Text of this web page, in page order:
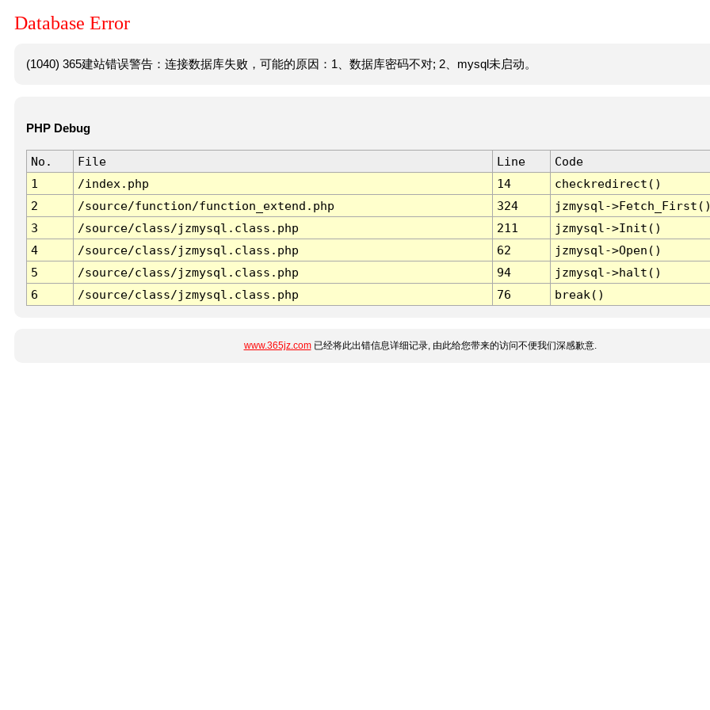
Database Error
(1040) 365建站错误警告：连接数据库失败，可能的原因：1、数据库密码不对; 2、mysql未启动。
PHP Debug
No. File Line
Code
1
/index.php 14
checkredirect()
2
/source/function/function_extend.php 324
jzmysql-
3
/source/class/jzmysql.class.php 211
jzmysql->Init()
4
/source/class/jzmysql.class.php 62
jzmysql->Open()
5
/source/class/jzmysql.class.php 94
jzmysql->halt()
6
/source/class/jzmysql.class.php 76 break()
www.365jz.com已经将此出错信息详细记录, 由此给您带来的访问不便我们深感歉意.